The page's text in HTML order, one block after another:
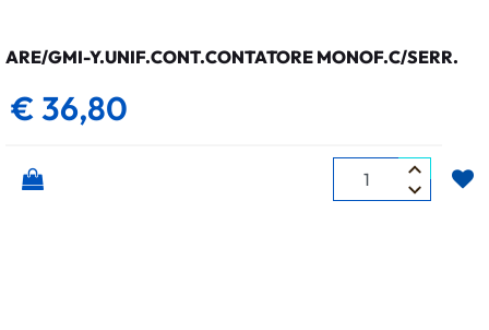
ARE/GMI-Y.UNIF.CONT.CONTATORE MONOF.C/SERR.
€ 36,80
Quantità